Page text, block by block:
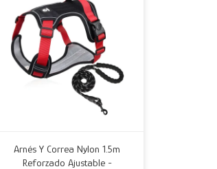
Arnés Y Correa Nylon 1.5m
Reforzado Ajustable -